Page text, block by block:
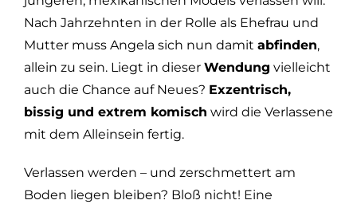
Nach Jahrzehnten in der Rolle als Ehefrau und
Mutter muss Angela sich nun damit abfinden,
allein zu sein. Liegt in dieser Wendung vielleicht
auch die Chance auf Neues? Exzentrisch,
bissig und extrem komisch wird die Verlassene
mit dem Alleinsein fertig.
Verlassen werden – und zerschmettert am
Boden liegen bleiben? Bloß nicht! Eine